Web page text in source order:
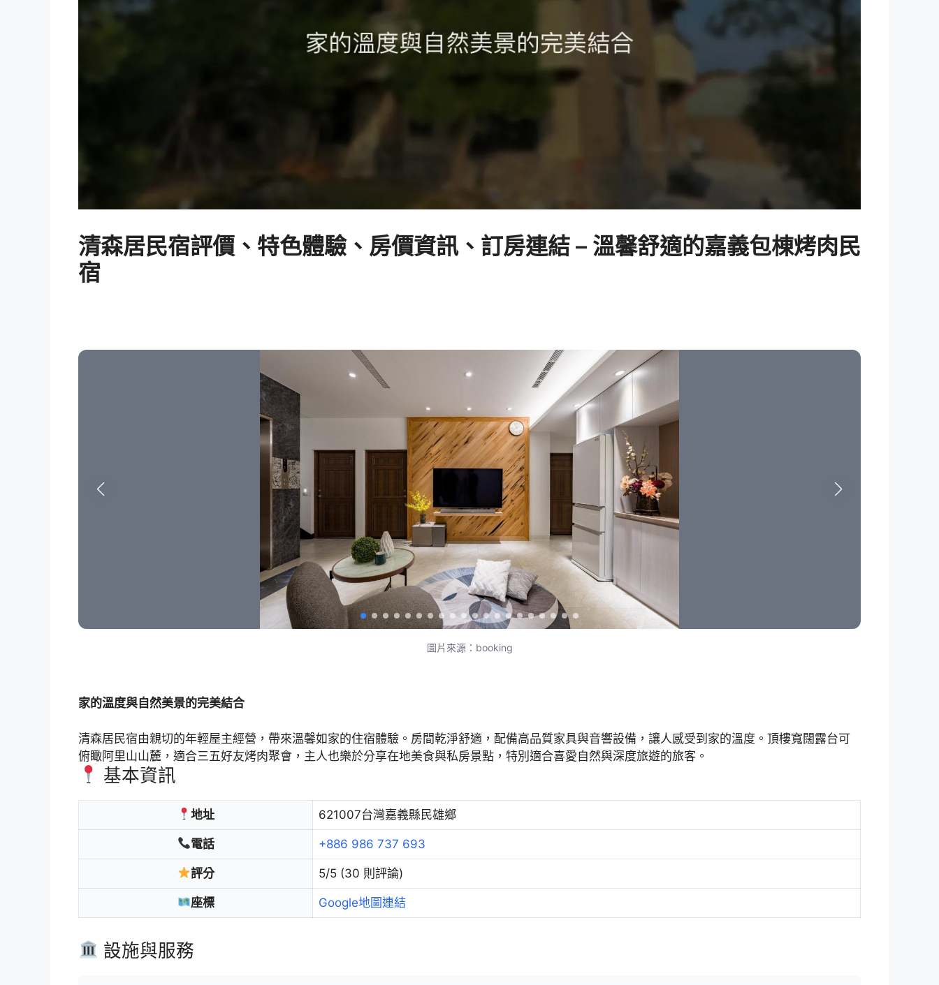
清森居民宿評價、特色體驗、房價資訊、訂房連結 – 溫馨舒適的嘉義包棟烤肉民
宿
圖片來源：booking
家的溫度與自然美景的完美結合
清森居民宿由親切的年輕屋主經營，帶來溫馨如家的住宿體驗。房間乾淨舒適，配備高品質家具與音響設備，讓人感受到家的溫度。頂樓寬闊露台可
俯瞰阿里山山麓，適合三五好友烤肉聚會，主人也樂於分享在地美食與私房景點，特別適合喜愛自然與深度旅遊的旅客。
基本資訊
地址 621007台灣嘉義縣民雄鄉
電話 +886 986 737 693
評分 5/5 (30 則評論)
座標 Google地圖連結
設施與服務